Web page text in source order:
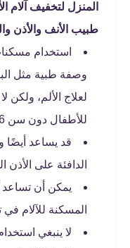
المنزل لتخفيف آلام
طبيب الأنف والأذن
استخدام
وصفة طبية مثل
لعلاج الألم، ولكن
للأطفال دون سن 16 عامًا.
قد يساعد أيضًا
الدافئة على الأذن
يمكن أن تساعد
المسكنة للآلام
لا ينبغي